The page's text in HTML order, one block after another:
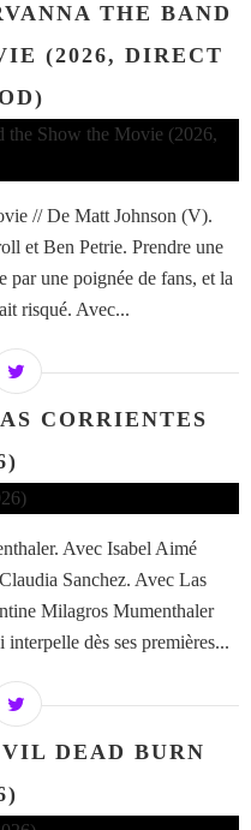
THE BAND
(2026, DIRECT
// De Matt Johnson (V).
et Ben Petrie. Prendre une
par une poignée de fans, et la
risqué. Avec...
CORRIENTES
Avec Isabel Aimé
Sanchez. Avec Las
Milagros Mumenthaler
dès ses premières...
DEAD BURN